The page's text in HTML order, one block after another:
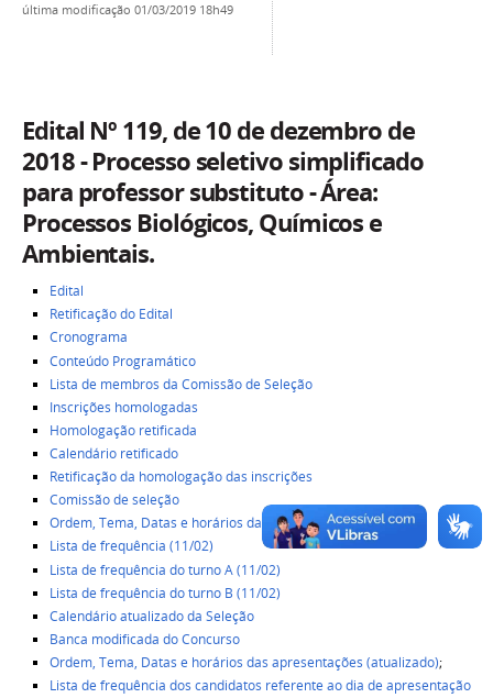
última modificação 01/03/2019 18h49
Edital Nº 119, de 10 de dezembro de
2018 - Processo seletivo simplificado
para professor substituto - Área:
Processos Biológicos, Químicos e
Ambientais.
Edital
Retificação do Edital
Cronograma
Conteúdo Programático
Lista de membros da Comissão de Seleção
Inscrições homologadas
Homologação retificada
Calendário retificado
Retificação da homologação das inscrições
Comissão de seleção
Ordem, Tema, Datas e horários das apresentações
Lista de frequência (11/02)
Lista de frequência do turno A (11/02)
Lista de frequência do turno B (11/02)
Calendário atualizado da Seleção
Banca modificada do Concurso
Ordem, Tema, Datas e horários das apresentações (atualizado);
Lista de frequência dos candidatos referente ao dia de apresentação